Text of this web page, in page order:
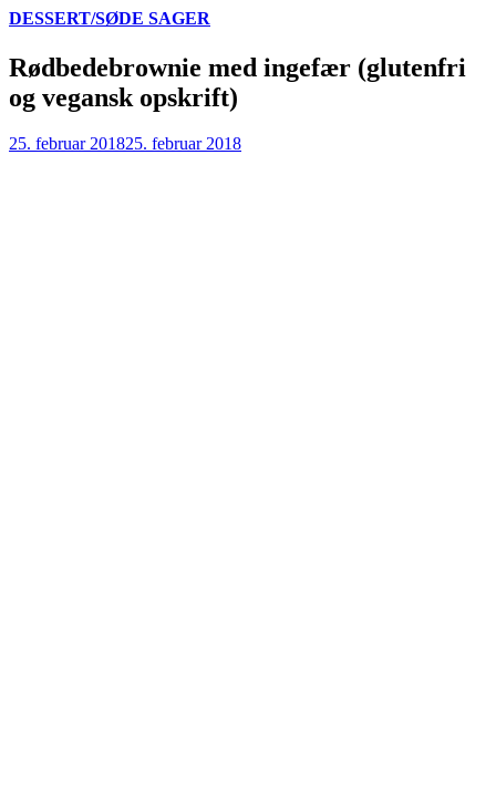
Skip
content
DESSERT/SØDE SAGER
Rødbedebrownie med ingefær (glutenfri
og vegansk opskrift)
25. februar 201825. februar 2018